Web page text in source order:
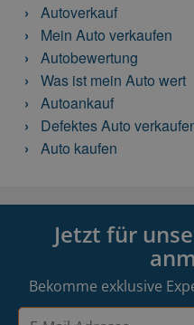
Autoverkauf
Mein Auto verkaufen
Autobewertung
Was ist mein Auto wert
Autoankauf
Defektes Auto
Auto kaufen
Jetzt für
Bekomme exklusive